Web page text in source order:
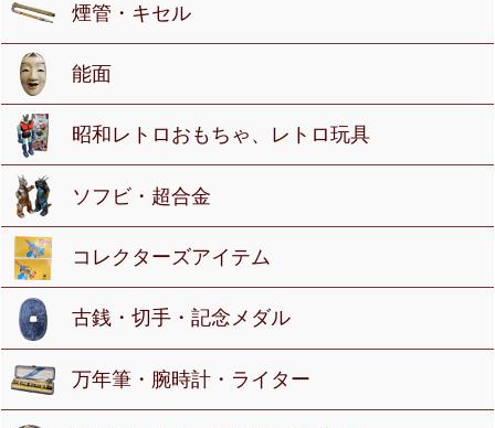
煙管・キセル
能面
昭和レトロおもちゃ、レトロ玩具
ソフビ・超合金
コレクターズアイテム
古銭・切手・記念メダル
万年筆・腕時計・ライター